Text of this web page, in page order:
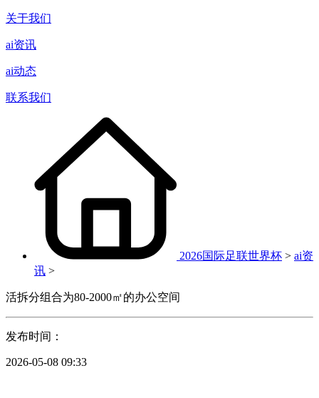
关于我们
ai资讯
ai动态
联系我们
2026国际足联世界杯 > ai资
讯 >
活拆分组合为80-2000㎡的办公空间
发布时间：
2026-05-08 09:33